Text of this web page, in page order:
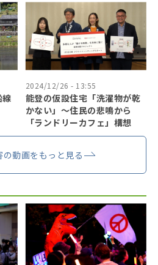
線
2024/12/26 - 13:55
能登の仮設住宅「洗濯物が乾
かない」〜住民の悲鳴から
「ランドリーカフェ」構想
の動画をもっと見る